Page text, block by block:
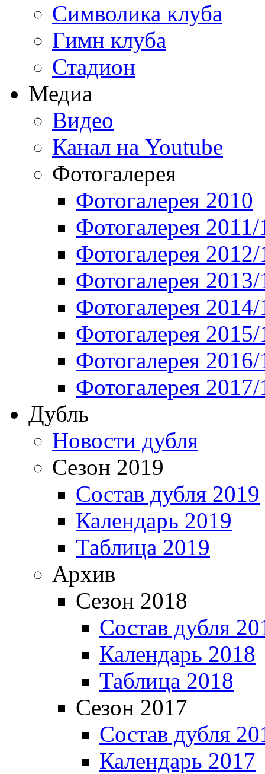
Символика клуба
Гимн клуба
Стадион
Медиа
Видео
Канал на Youtube
Фотогалерея
Фотогалерея 2010
Фотогалерея 2011/
Фотогалерея
Фотогалерея
Фотогалерея
Фотогалерея
Фотогалерея
Фотогалерея
Дубль
Новости дубля
Сезон 2019
Состав дубля 2019
Календарь 2019
Таблица 2019
Архив
Сезон 2018
Состав дубля
Календарь 2018
Таблица 2018
Сезон 2017
Состав дубля
Календарь 2017